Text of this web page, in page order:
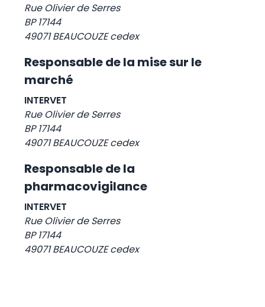
Rue Olivier de Serres
BP 17144
49071 BEAUCOUZE cedex
Responsable de la mise sur le
marché
INTERVET
Rue Olivier de Serres
BP 17144
49071 BEAUCOUZE cedex
Responsable de la
pharmacovigilance
INTERVET
Rue Olivier de Serres
BP 17144
49071 BEAUCOUZE cedex